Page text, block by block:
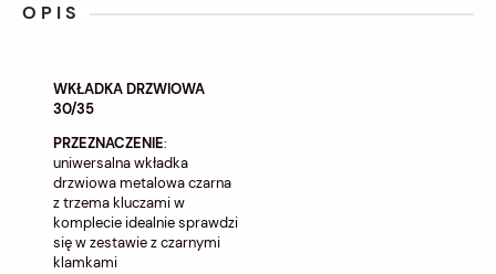
OPIS
WKŁADKA DRZWIOWA
30/35
PRZEZNACZENIE:
uniwersalna wkładka
drzwiowa metalowa czarna
z trzema kluczami w
komplecie idealnie sprawdzi
się w zestawie z czarnymi
klamkami